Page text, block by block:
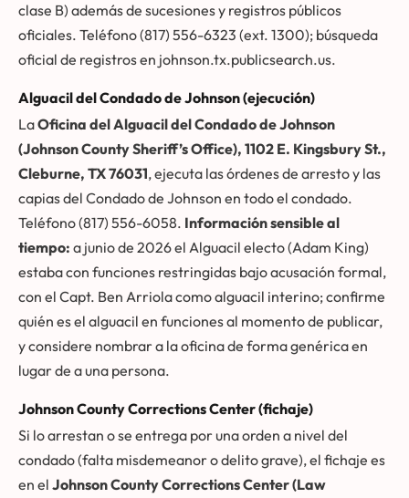
clase B) además de sucesiones y registros públicos
oficiales. Teléfono (817) 556-6323 (ext. 1300); búsqueda
oficial de registros en johnson.tx.publicsearch.us.
Alguacil del Condado de Johnson (ejecución)
LaOficina del Alguacil del Condado de Johnson
(Johnson County Sheriff’s Office), 1102 E. Kingsbury St.,
Cleburne, TX 76031, ejecuta las órdenes de arresto y las
capias del Condado de Johnson en todo el condado.
Teléfono (817) 556-6058. Información sensible al
tiempo: a junio de 2026 el Alguacil electo (Adam King)
estaba con funciones restringidas bajo acusación formal,
con el Capt. Ben Arriola como alguacil interino; confirme
quién es el alguacil en funciones al momento de publicar,
y considere nombrar a la oficina de forma genérica en
lugar de a una persona.
Johnson County Corrections Center (fichaje)
Si lo arrestan o se entrega por una orden a nivel del
condado (falta misdemeanor o delito grave), el fichaje es
en el Johnson County Corrections Center (Law